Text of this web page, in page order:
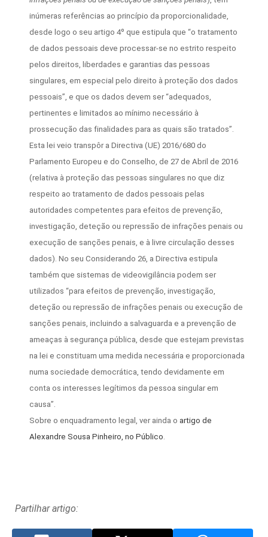
inúmeras referências ao princípio da proporcionalidade,
desde logo o seu artigo 4º que estipula que “o tratamento
de dados pessoais deve processar-se no estrito respeito
pelos direitos, liberdades e garantias das pessoas
singulares, em especial pelo direito à proteção dos dados
pessoais”, e que os dados devem ser “adequados,
pertinentes e limitados ao mínimo necessário à
prossecução das finalidades para as quais são tratados”.
Esta lei veio transpôr a Directiva (UE) 2016/680 do
Parlamento Europeu e do Conselho, de 27 de Abril de 2016
(relativa à proteção das pessoas singulares no que diz
respeito ao tratamento de dados pessoais pelas
autoridades competentes para efeitos de prevenção,
investigação, deteção ou repressão de infrações penais ou
execução de sanções penais, e à livre circulação desses
dados). No seu Considerando 26, a Directiva estipula
também que sistemas de videovigilância podem ser
utilizados “para efeitos de prevenção, investigação,
deteção ou repressão de infrações penais ou execução de
sanções penais, incluindo a salvaguarda e a prevenção de
ameaças à segurança pública, desde que estejam previstas
na lei e constituam uma medida necessária e proporcionada
numa sociedade democrática, tendo devidamente em
conta os interesses legítimos da pessoa singular em
causa”.
Sobre o enquadramento legal, ver ainda o artigo de
Alexandre Sousa Pinheiro, no Público
Partilhar artigo: